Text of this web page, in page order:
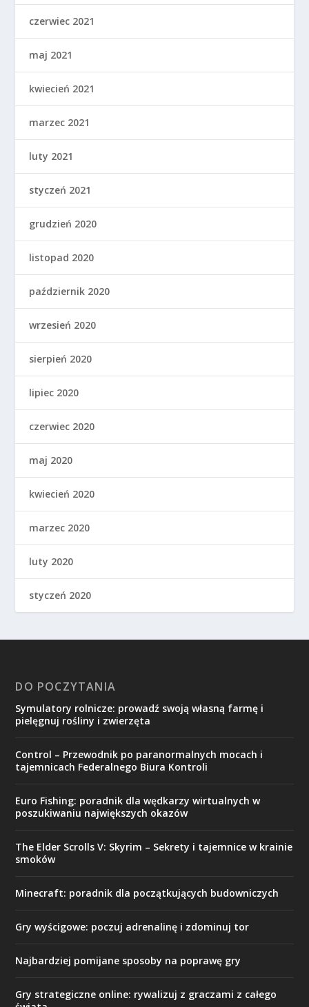
czerwiec 2021
maj 2021
kwiecień 2021
marzec 2021
luty 2021
styczeń 2021
grudzień 2020
listopad 2020
październik 2020
wrzesień 2020
sierpień 2020
lipiec 2020
czerwiec 2020
maj 2020
kwiecień 2020
marzec 2020
luty 2020
styczeń 2020
DO POCZYTANIA
Symulatory rolnicze: prowadź swoją własną farmę i
pielęgnuj rośliny i zwierzęta
Control – Przewodnik po paranormalnych mocach i
tajemnicach Federalnego Biura Kontroli
Euro Fishing: poradnik dla wędkarzy wirtualnych w
poszukiwaniu największych okazów
The Elder Scrolls V: Skyrim – Sekrety i tajemnice w krainie
smoków
Minecraft: poradnik dla początkujących budowniczych
Gry wyścigowe: poczuj adrenalinę i zdominuj tor
Najbardziej pomijane sposoby na poprawę gry
Gry strategiczne online: rywalizuj z graczami z całego